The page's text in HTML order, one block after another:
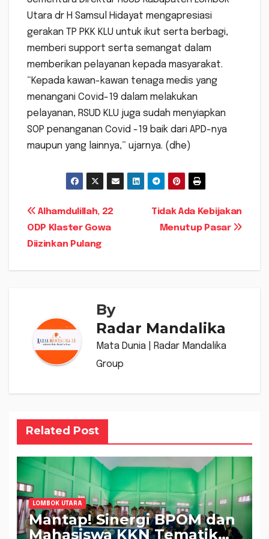
Utara dr H Samsul Hidayat mengapresiasi
gerakan TP PKK KLU untuk ikut serta berbagi,
memberi support serta semangat dalam
memberikan pelayanan kepada masyarakat.
“Kepada kawan-kawan tenaga medis yang
menangani Covid-19 dalam melakukan
pelayanan, RSUD KLU juga sudah menyiapkan
SOP penanganan Covid -19 baik dari APD-nya
maupun yang lainnya,” ujarnya. (dhe)
Navigasi
pos
Tidak Ada Kebijakan
Menutup Pasar
Alhamdulillah, 22
ODP Klaster Gowa
Diizinkan Pulang
By
Radar Mandalika
Mata Dunia | Radar Mandalika
Group
Related Post
LOMBOK UTARA
Mantap! Sinergi BPOM dan
Mahasiswa KKN Tematik